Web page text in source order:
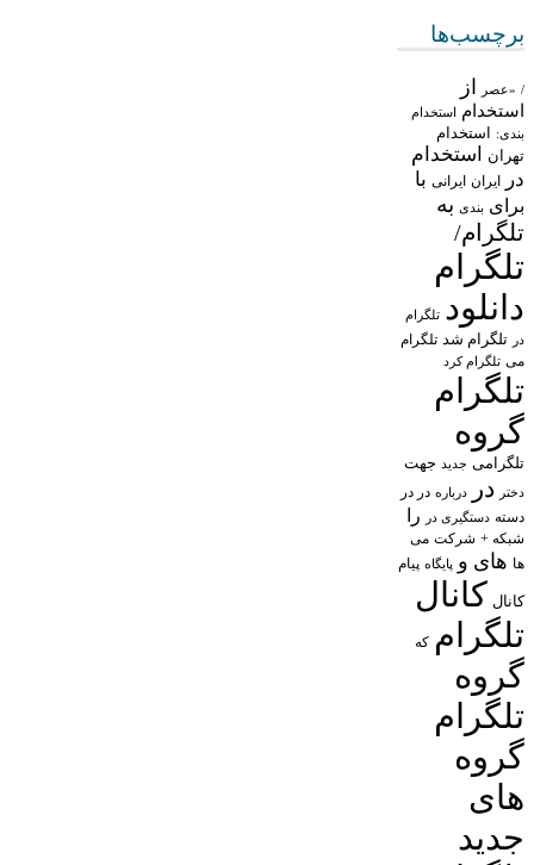
برچسب‌ها
/ «عصر از
استخدام استخدام
بندی: استخدام
تهران
استخدام
در
ایران ایرانی با
برای بندی به
تلگرام/
تلگرام
دانلود تلگرام
در تلگرام شد تلگرام
می تلگرام کرد
تلگرام
گروه
تلگرامی جدید جهت
دختر در درباره در در
دسته دستگیری در را
شبکه + شرکت می
ها های و پایگاه پیام
کانال کانال
تلگرام که
گروه
تلگرام
گروه
های
جدید